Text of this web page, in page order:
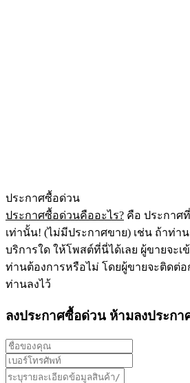
ประกาศซื้อด่วน
ประกาศซื้อด่วนคืออะไร? คือ ประกาศ
เท่านั้น! (ไม่มีประกาศขาย) เช่น ถ้าท่า
บริการใด ให้โพสต์ที่นี่ได้เลย ผู้ขายจะ
ท่านต้องการหรือไม่ โดยผู้ขายจะติดต่
ท่านลงไว้
ลงประกาศซื้อด่วน ห้ามลงประกา